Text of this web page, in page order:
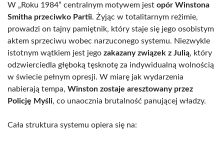
W „Roku 1984” centralnym motywem jest opór Winstona
Smitha przeciwko Partii. Żyjąc w totalitarnym reżimie,
prowadzi on tajny pamiętnik, który staje się jego osobistym
aktem sprzeciwu wobec narzuconego systemu. Niezwykle
istotnym wątkiem jest jego zakazany związek z Julią, który
odzwierciedla głęboką tęsknotę za indywidualną wolnością
w świecie pełnym opresji. W miarę jak wydarzenia
nabierają tempa, Winston zostaje aresztowany przez
Policję Myśli, co unaocznia brutalność panującej władzy.
Cała struktura systemu opiera się na: